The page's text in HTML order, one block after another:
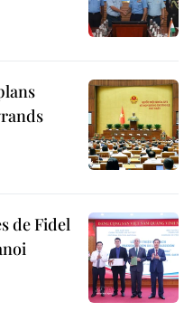
de Fidel